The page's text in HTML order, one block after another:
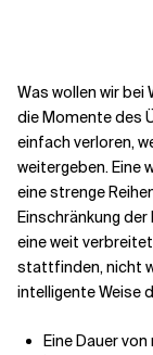
Was wollen wir bei
die Momente des
einfach verloren,
weitergeben. Eine
eine strenge
Einschränkung
eine weit
stattfinden, nicht
intelligente Weise
Eine Dauer